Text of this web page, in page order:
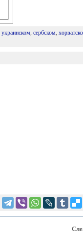
украинском, сербском,